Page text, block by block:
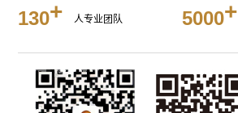
130 人专业团队 5000